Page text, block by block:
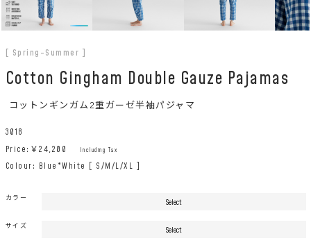
[ Spring-Summer ]
Cotton Gingham Double Gauze Pajamas
コットンギンガム2重ガーゼ半袖パジャマ
3018
Price:￥24,200 Including Tax
Colour: Blue*White [ S/M/L/XL ]
カラー
サイズ